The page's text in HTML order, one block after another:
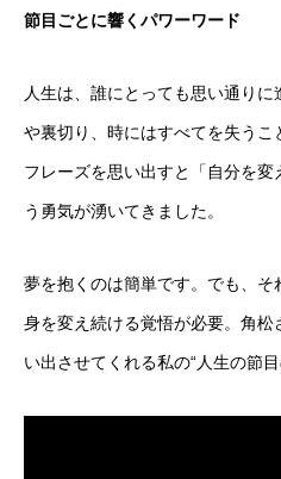
節目ごとに響くパワーワード
人生は、誰にとっても思い通り
や裏切り、時にはすべてを失う
フレーズを思い出すと「自分を
う勇気が湧いてきました。
夢を抱くのは簡単です。でも、
身を変え続ける覚悟が必要。角
い出させてくれる私の“人生の節目